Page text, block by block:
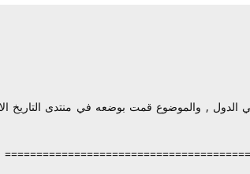
, والموضوع قمت بوضعه في منتدى التاريخ